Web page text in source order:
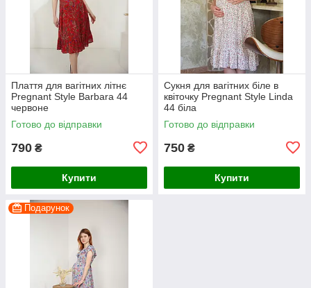
Плаття для вагітних літнє
Pregnant Style Barbara 44
червоне
Готово до відправки
790 ₴
Купити
Сукня для вагітних біле в
квіточку Pregnant Style Linda
44 біла
Готово до відправки
750 ₴
Купити
Подарунок